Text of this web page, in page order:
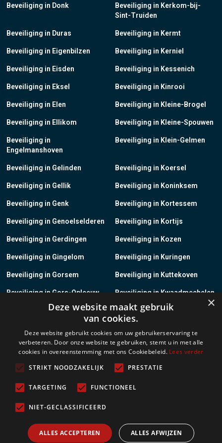
Beveiliging in Donk
Beveiliging in Duras
Beveiliging in Eigenbilzen
Beveiliging in Eisden
Beveiliging in Eksel
Beveiliging in Elen
Beveiliging in Ellikom
Beveiliging in
Engelmanshoven
Beveiliging in Gelinden
Beveiliging in Gellik
Beveiliging in Genk
Beveiliging in Genoelselderen
Beveiliging in Gerdingen
Beveiliging in Gingelom
Beveiliging in Gorsem
Beveiliging in Gors-Opleeuw
Beveiliging in Gotem
Beveiliging in Groot-Loon
Beveiliging in Grote-Brogel
Beveiliging in Grote-Spouwen
Beveiliging in Kerkom-bij-
Sint-Truiden
Beveiliging in Kermt
Beveiliging in Kerniel
Beveiliging in Kessenich
Beveiliging in Kinrooi
Beveiliging in Kleine-Brogel
Beveiliging in Kleine-Spouwen
Beveiliging in Klein-Gelmen
Beveiliging in Koersel
Beveiliging in Koninksem
Beveiliging in Kortessem
Beveiliging in Kortijs
Beveiliging in Kozen
Beveiliging in Kuringen
Beveiliging in Kuttekoven
Beveiliging in Kwaadmechelen
Beveiliging in Lanaken
Beveiliging in Lauw
Beveiliging in Leopoldsburg
×
Deze website maakt gebruik
van cookies.
Deze website gebruikt cookies om uw gebruikerservaring te
verbeteren. Door onze website te gebruiken, stemt u in met alle
cookies in overeenstemming met ons Cookiebeleid. Lees verder
STRIKT NOODZAKELIJK
PRESTATIE
TARGETING FUNCTIONEEL
NIET-GECLASSIFICEERD
ALLES ACCEPTEREN ALLES AFWIJZEN